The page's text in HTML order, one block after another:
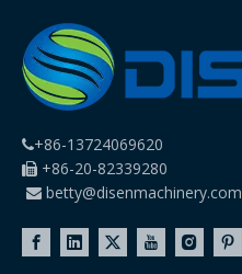
+86-13724069620
 +86-20-82339280
 betty@disenmachinery.com